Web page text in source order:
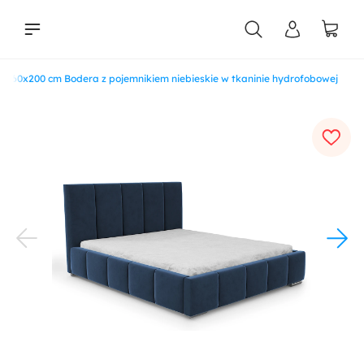
160x200 cm Bodera z pojemnikiem niebieskie w tkaninie hydrofobowej